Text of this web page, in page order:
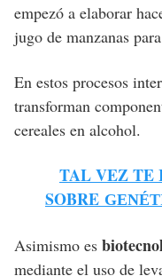
empezó a elaborar
jugo de manzanas
En estos procesos
transforman
cereales en alcohol.
TAL VEZ TE
SOBRE
Asimismo es
mediante el uso de